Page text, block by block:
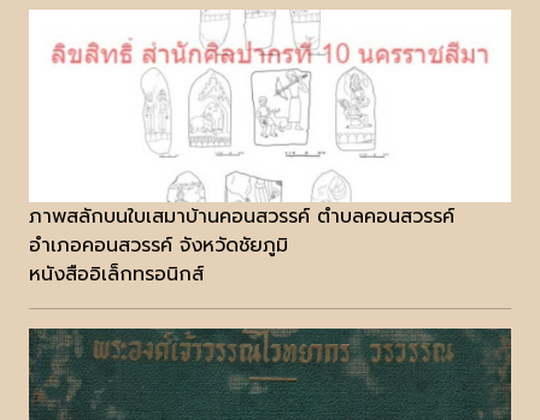
ภาพสลักบนใบเสมาบ้านคอนสวรรค์ ตำบลคอนสวรรค์
อำเภอคอนสวรรค์ จังหวัดชัยภูมิ
หนังสืออิเล็กทรอนิกส์